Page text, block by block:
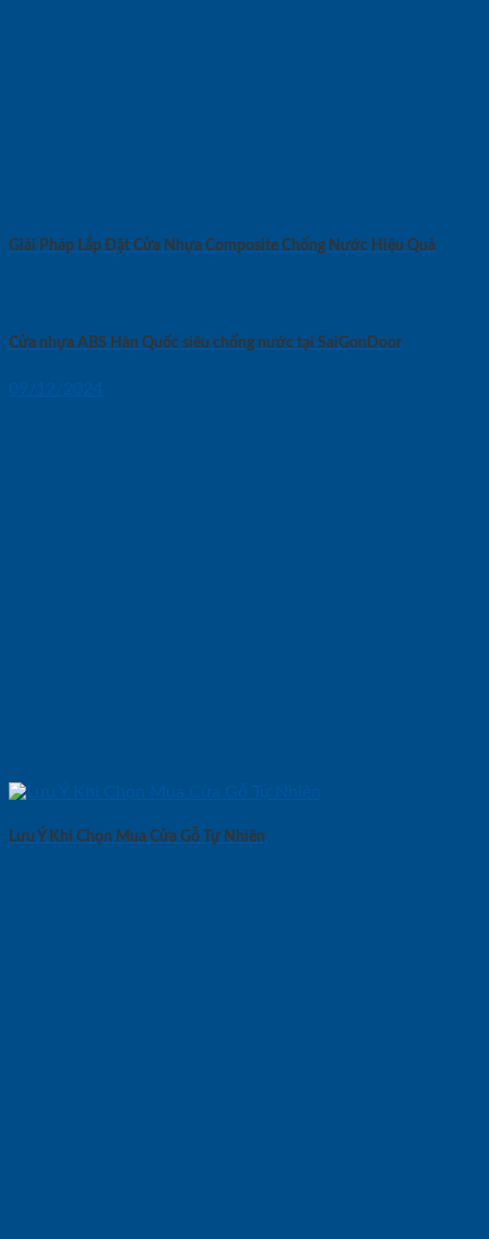
Giải Pháp Lắp Đặt Cửa Nhựa Composite Chống Nước Hiệu Quả
Cửa nhựa ABS Hàn Quốc siêu chống nước tại SaiGonDoor
09/12/2024
Lưu Ý Khi Chọn Mua Cửa Gỗ Tự Nhiên